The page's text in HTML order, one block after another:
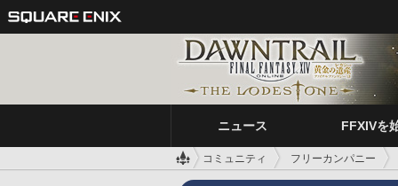
ニュース FFXIVを
コミュニティ フリーカンパニー